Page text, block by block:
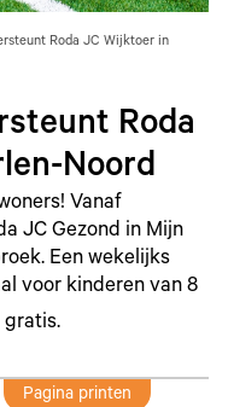
Roda JC Wijktoer in
Roda
Noord
Vanaf
JC Gezond in Mijn
Een wekelijks
voor kinderen van 8
gratis.
Pagina printen